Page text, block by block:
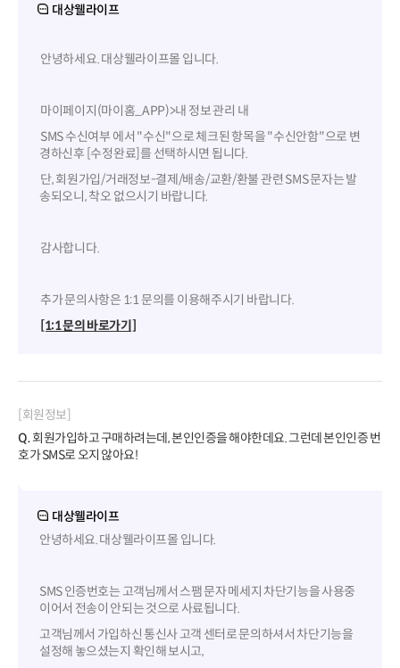
대상웰라이프
안녕하세요. 대상웰라이프몰 입니다.
마이페이지(마이홈_APP)>내 정보 관리 내
SMS 수신여부 에서 "수신"으로 체크된 항목을 "수신안함"으로 변
경하신후 [수정완료]를 선택하시면 됩니다.
단, 회원가입/거래정보-결제/배송/교환/환불 관련 SMS 문자는 발
송되오니, 착오 없으시기 바랍니다.
감사합니다.
추가 문의사항은 1:1 문의를 이용해주시기 바랍니다.
[1:1 문의 바로가기]
[회원정보]
Q.회원가입하고 구매하려는데, 본인인증을 해야한데요. 그런데 본인인증 번
호가 SMS로 오지 않아요!
대상웰라이프
안녕하세요. 대상웰라이프몰 입니다.
SMS 인증번호는 고객님께서 스팸 문자 메세지 차단기능을 사용중
이어서 전송이 안되는 것으로 사료됩니다.
고객님께서 가입하신 통신사 고객 센터로 문의하셔서 차단기능을
설정해 놓으셨는지 확인해 보시고,